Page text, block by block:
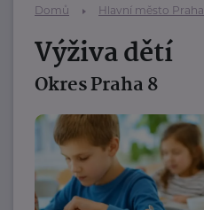
Domů Hlavní město Praha
Výživa dětí
Okres Praha 8